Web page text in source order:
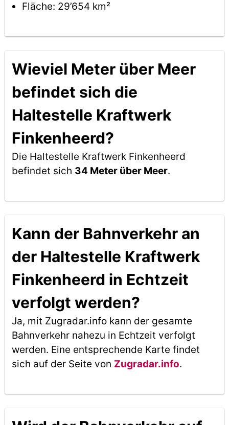
Fläche: 29’654 km²
Wieviel Meter über Meer
befindet sich die
Haltestelle Kraftwerk
Finkenheerd?
Die Haltestelle Kraftwerk Finkenheerd
befindet sich 34 Meter über Meer.
Kann der Bahnverkehr an
der Haltestelle Kraftwerk
Finkenheerd in Echtzeit
verfolgt werden?
Ja, mit Zugradar.info kann der gesamte
Bahnverkehr nahezu in Echtzeit verfolgt
werden. Eine entsprechende Karte findet
sich auf der Seite von Zugradar.info.